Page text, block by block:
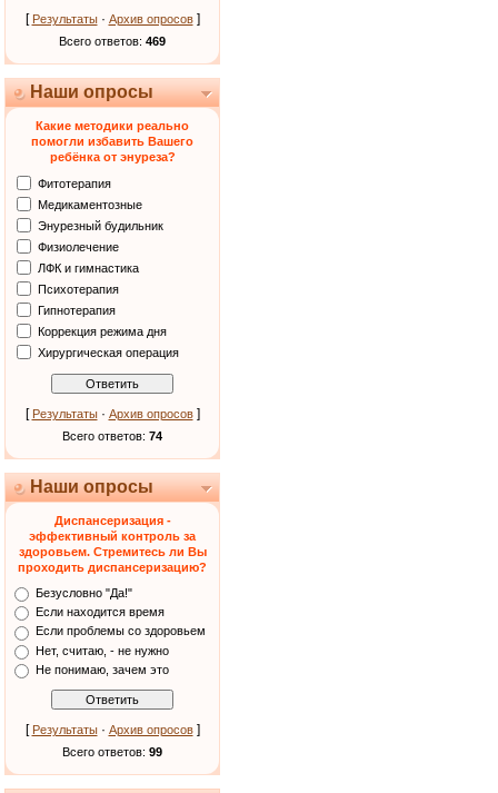
[ Результаты· Архив опросов]
Всего ответов: 469
Наши опросы
Какие методики реально
помогли избавить Вашего
ребёнка от энуреза?
Фитотерапия
Медикаментозные
Энурезный будильник
Физиолечение
ЛФК и гимнастика
Психотерапия
Гипнотерапия
Коррекция режима дня
Хирургическая операция
[ Результаты· Архив опросов]
Всего ответов: 74
Наши опросы
Диспансеризация -
эффективный контроль за
здоровьем. Стремитесь ли Вы
проходить диспансеризацию?
Безусловно "Да!"
Если находится время
Если проблемы со здоровьем
Нет, считаю, - не нужно
Не понимаю, зачем это
[ Результаты· Архив опросов]
Всего ответов: 99